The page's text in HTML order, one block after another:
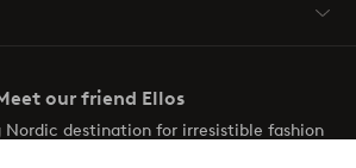
our friend Ellos
Nordic destination for irresistible fashion